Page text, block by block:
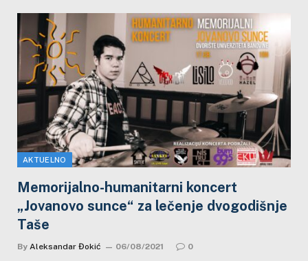
AKTUELNO
Memorijalno-humanitarni koncert
„Jovanovo sunce“ za lečenje dvogodišnje
Taše
By Aleksandar Đokić 06/08/2021 0